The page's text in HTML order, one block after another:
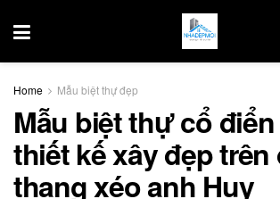
Home Mẫu biệt thự đẹp
Mẫu biệt thự cổ
thiết kế xây đẹp
thang xéo anh Huy